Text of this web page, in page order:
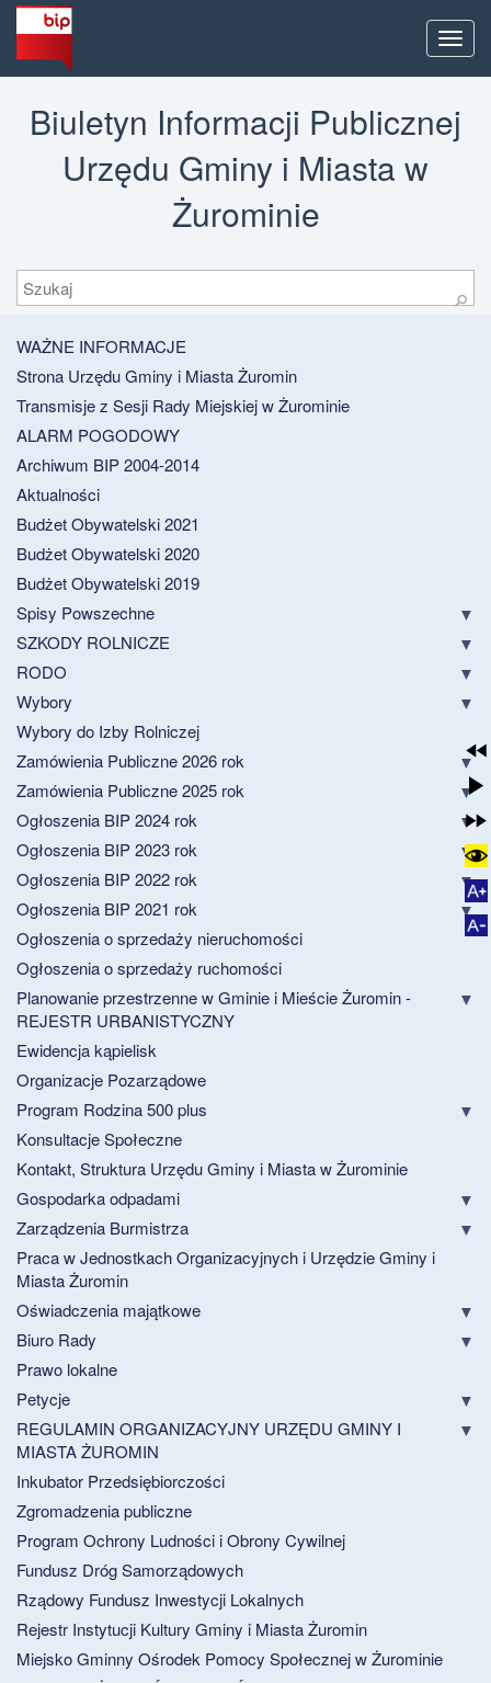
Menu
Biuletyn Informacji Publicznej
Urzędu Gminy i Miasta w
Żurominie
Szukaj
⚲
WAŻNE INFORMACJE
Strona Urzędu Gminy i Miasta Żuromin
Transmisje z Sesji Rady Miejskiej w Żurominie
ALARM POGODOWY
Archiwum BIP 2004-2014
Aktualności
Budżet Obywatelski 2021
Budżet Obywatelski 2020
Budżet Obywatelski 2019
Spisy Powszechne
SZKODY ROLNICZE
RODO
Wybory
Wybory do Izby Rolniczej
Zamówienia Publiczne 2026 rok
Zamówienia Publiczne 2025 rok
Ogłoszenia BIP 2024 rok
Ogłoszenia BIP 2023 rok
Ogłoszenia BIP 2022 rok
Ogłoszenia BIP 2021 rok
Ogłoszenia o sprzedaży nieruchomości
Ogłoszenia o sprzedaży ruchomości
Planowanie przestrzenne w Gminie i Mieście Żuromin -
REJESTR URBANISTYCZNY
Ewidencja kąpielisk
Organizacje Pozarządowe
Program Rodzina 500 plus
Konsultacje Społeczne
Kontakt, Struktura Urzędu Gminy i Miasta w Żurominie
Gospodarka odpadami
Zarządzenia Burmistrza
Praca w Jednostkach Organizacyjnych i Urzędzie Gminy i
Miasta Żuromin
Oświadczenia majątkowe
Biuro Rady
Prawo lokalne
Petycje
REGULAMIN ORGANIZACYJNY URZĘDU GMINY I
MIASTA ŻUROMIN
Inkubator Przedsiębiorczości
Zgromadzenia publiczne
Program Ochrony Ludności i Obrony Cywilnej
Fundusz Dróg Samorządowych
Rządowy Fundusz Inwestycji Lokalnych
Rejestr Instytucji Kultury Gminy i Miasta Żuromin
Miejsko Gminny Ośrodek Pomocy Społecznej w Żurominie